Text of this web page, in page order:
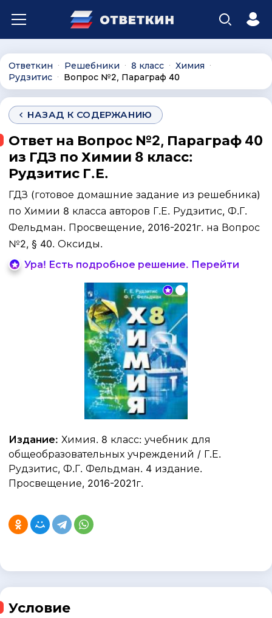
Ответкин ∙ Решебники ∙ 8 класс ∙ Химия ∙
Рудзитис ∙ Вопрос №2, Параграф 40
НАЗАД К СОДЕРЖАНИЮ
Ответ на Вопрос №2, Параграф 40
из ГДЗ по Химии 8 класс:
Рудзитис Г.Е.
ГДЗ (готовое домашние задание из решебника)
по Химии 8 класса авторов Г.Е. Рудзитис, Ф.Г.
Фельдман. Просвещение, 2016-2021г. на Вопрос
№2, § 40. Оксиды.
Ура! Есть подробное решение. Перейти
Издание: Химия. 8 класс: учебник для
общеобразовательных учреждений / Г.Е.
Рудзитис, Ф.Г. Фельдман. 4 издание.
Просвещение, 2016-2021г.
Условие